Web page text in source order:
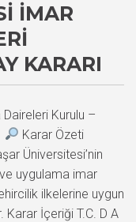
İMAR
KARARI
Kurulu –
Karar Özeti
Üniversitesi’nin
uygulama imar
ilkelerine uygun
Karar İçeriği T.C. D A